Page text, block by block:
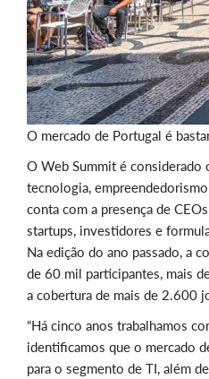
O mercado de Portugal é
O Web Summit é considerado
tecnologia,
conta com a presença de
startups, investidores e
Na edição do ano passado, a
de 60 mil participantes, mais
a cobertura de mais de 2.600
“Há cinco anos trabalhamos
identificamos que o mercado
para o segmento de TI, além